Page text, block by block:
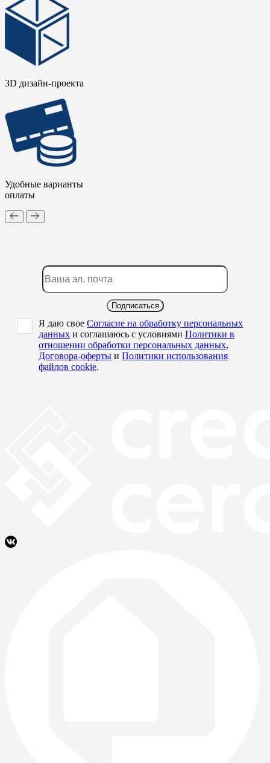
3D дизайн-проекта
Удобные варианты
оплаты
Подписаться
Я даю свое Согласие на обработку персональных
данных и соглашаюсь с условиями Политики в
отношении обработки персональных данных,
Договора-оферты и Политики использования
файлов cookie.